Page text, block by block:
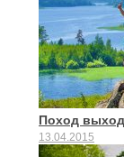
Поход
13.04.2015